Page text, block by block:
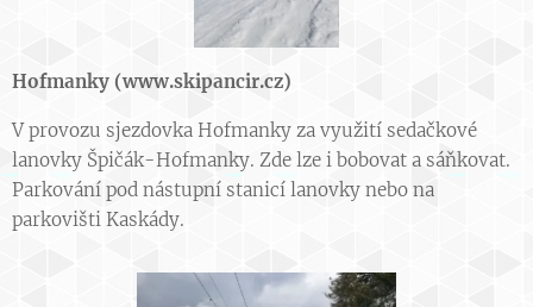
Hofmanky (www.skipancir.cz)
V provozu sjezdovka Hofmanky za využití sedačkové
lanovky Špičák-Hofmanky. Zde lze i bobovat a sáňkovat.
Parkování pod nástupní stanicí lanovky nebo na
parkovišti Kaskády.